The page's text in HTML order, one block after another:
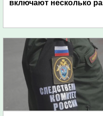
включают несколько